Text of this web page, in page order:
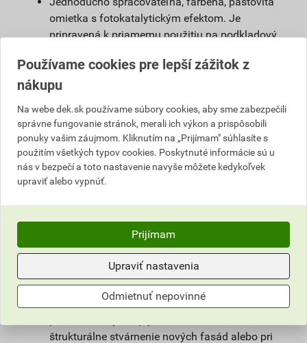
omietka s fotokatalytickým efektom. Je
pripravená k priamemu použitiu na podkladový
silikátovému spojivu má omietka weberpas
clean Active vlastnosti blízke silikátovej omietke,
pri spracovaní a vyzrievaní. Unikátna receptúra
omietky weberpas clean Active s
fotokatalytickým efektom zaisťuje dlhodobú
čistotu povrchu omietky a vysoký stupeň
ochrany omietky proti rastu mikroorganizmov.
rozkladá splodiny a zlúčeniny škodiace
ľudskému zdraviu obsiahnuté vo vzduchu.
Použitie
Omietka slúži na ochranu stavby pred
štrukturálne stvárnenie nových fasád alebo pri
Používame cookies pre lepší zážitok z
nákupu
Na webe dek.sk používame súbory cookies, aby sme zabezpečili
správne fungovanie stránok, merali ich výkon a prispôsobili
ponuky vašim záujmom. Kliknutím na „Prijímam" súhlasíte s
použitím všetkých typov cookies. Poskytnuté informácie sú u
nás v bezpečí a toto nastavenie navyše môžete kedykoľvek
upraviť alebo vypnúť.
Prijímam
Upraviť nastavenia
Odmietnuť nepovinné